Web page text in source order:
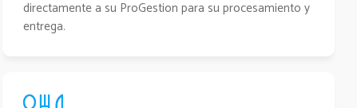
directamente a su ProGestion para su procesamiento y
entrega.